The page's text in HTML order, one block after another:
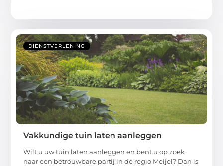
DIENSTVERLENING
Vakkundige tuin laten aanleggen
Wilt u uw tuin laten aanleggen en bent u op zoek
naar een betrouwbare partij in de regio Meijel? Dan is